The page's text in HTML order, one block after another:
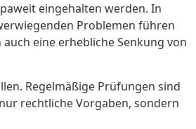
eingehalten werden. In
Problemen führen
eine erhebliche Senkung von
Regelmäßige Prüfungen sind
rechtliche Vorgaben, sondern